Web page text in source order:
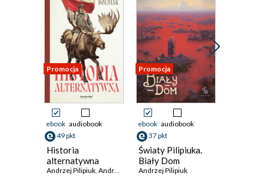
Promocja
ebook audiobook
49 pkt
Historia
alternatywna
Andrzej Pilipiuk, Andrzej Dolniak
Promocja
ebook audiobook
37 pkt
Światy Pilipiuka.
Biały Dom
Andrzej Pilipiuk